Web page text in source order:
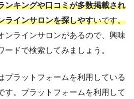
ンキングや口コミが多数掲載され
ラインサロンを探しやすいです。
ンラインサロンがあるので、興味
ドで検索してみましょう。
プラットフォームを利用している
す。プラットフォームを利用して